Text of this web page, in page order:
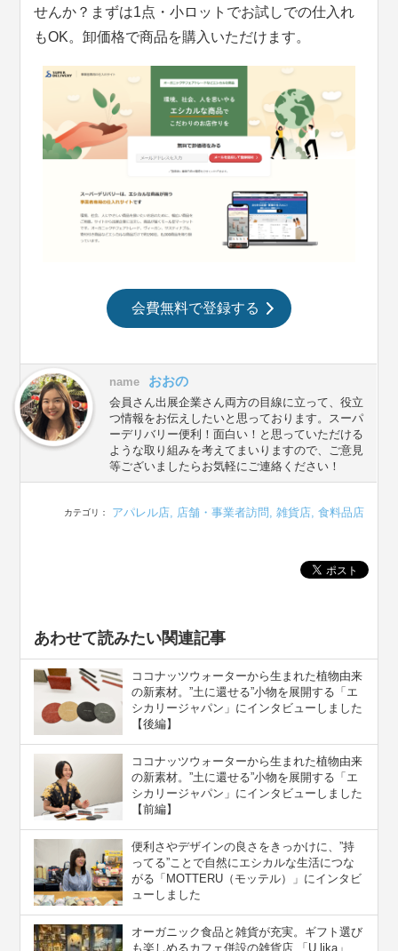
せんか？まずは1点・小ロットでお試しでの仕入れ
もOK。卸価格で商品を購入いただけます。
会費無料で登録する
name おおの
会員さん出展企業さん両方の目線に立って、役立
つ情報をお伝えしたいと思っております。スーパ
ーデリバリー便利！面白い！と思っていただける
ような取り組みを考えてまいりますので、ご意見
等ございましたらお気軽にご連絡ください！
カテゴリ： アパレル店, 店舗・事業者訪問 , 雑貨店, 食料品店
あわせて読みたい関連記事
ココナッツウォーターから生まれた植物由来
の新素材。”⼟に還せる”小物を展開する「エ
シカリージャパン」にインタビューしました
【後編】
ココナッツウォーターから生まれた植物由来
の新素材。”⼟に還せる”小物を展開する「エ
シカリージャパン」にインタビューしました
【前編】
便利さやデザインの良さをきっかけに、”持
ってる”ことで自然にエシカルな生活につな
がる「MOTTERU（モッテル）」にインタビ
ューしました
オーガニック食品と雑貨が充実。ギフト選び
も楽しめるカフェ併設の雑貨店 「U lika」